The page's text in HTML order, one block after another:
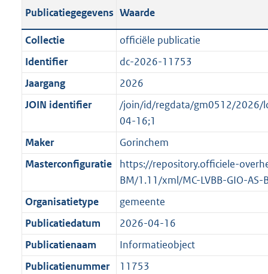
l
c
t
i
e
n
f
o
m
a
a
t
o
t
:
5
K
b
i
a
t
i
n
f
r
m
a
a
t
o
t
e
:
o
e
k
n
d
t
a
n
d
g
r
o
o
t
t
e
:
1
K
b
Publicatiegegevens Waarde
Collectie
officiële publicatie
Identifier
dc-2026-11753
Jaargang
2026
JOIN identifier
/join/id/regdata/gm0512/2026/
04-16;1
Maker
Gorinchem
Masterconfiguratie
https://repository.officiele-
BM/1.11/xml/MC-LVBB-GIO-AS-
Organisatietype
gemeente
Publicatiedatum
2026-04-16
Publicatienaam
Informatieobject
Publicatienummer
11753